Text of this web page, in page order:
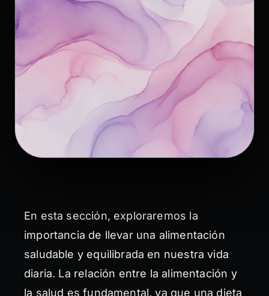
En esta sección, exploraremos la
importancia de llevar una alimentación
saludable y equilibrada en nuestra vida
diaria. La relación entre la alimentación y
la salud es fundamental, ya que una dieta